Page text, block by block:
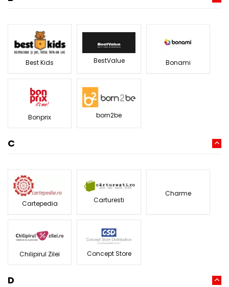
Best Kids BestValue Bonami
Bonprix born2be
C
Cartepedia Carturesti
Charme
Chilipirul Zilei Concept Store
D